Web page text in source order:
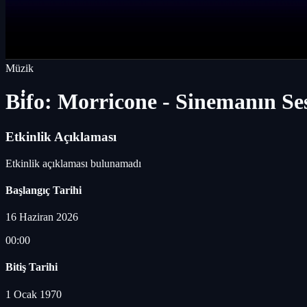
Müzik
Bi̇fo: Morricone - Sinemanın
Etkinlik Açıklaması
Etkinlik açıklaması bulunamadı
Başlangıç Tarihi
16 Haziran 2026
00:00
Bitiş Tarihi
1 Ocak 1970